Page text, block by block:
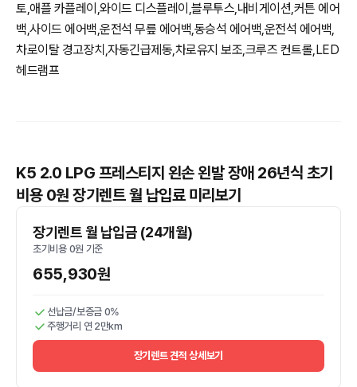
토,애플 카플레이,와이드 디스플레이,블루투스,내비게이션,커튼 에어
백,사이드 에어백,운전석 무릎 에어백,동승석 에어백,운전석 에어백,
차로이탈 경고장치,자동긴급제동,차로유지 보조,크루즈 컨트롤,LED
헤드램프
K5 2.0 LPG 프레스티지 왼손 왼발 장애 26년식 초기
비용 0원 장기렌트 월 납입료 미리보기
장기렌트 월 납입금 (24개월)
초기비용 0원 기준
655,930원
선납금/보증금 0%
주행거리 연 2만km
장기렌트 견적 상세보기